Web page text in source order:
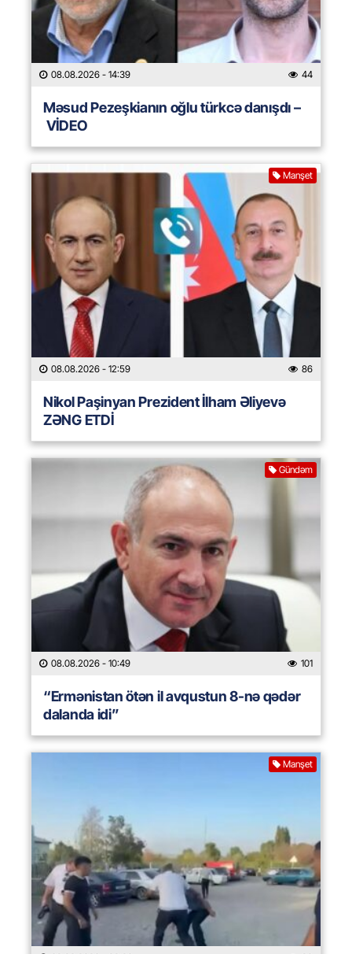
08.08.2026 - 14:39 44
Məsud Pezeşkianın oğlu türkcə danışdı –
VİDEO
Manşet
08.08.2026 - 12:59 86
Nikol Paşinyan Prezident İlham Əliyevə
ZƏNG ETDİ
Gündəm
08.08.2026 - 10:49 101
“Ermənistan ötən il avqustun 8-nə qədər
dalanda idi”
Manşet